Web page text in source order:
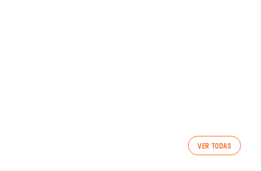
VER TODAS
ENTRENAMENT DEL VALENCIA CF 7/8/2026